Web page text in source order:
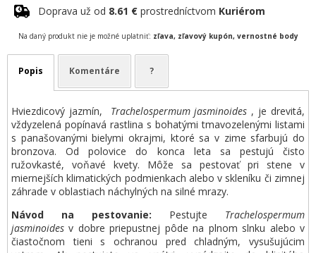
Doprava už od 8.61 € prostredníctvom Kuriérom
Na daný produkt nie je možné uplatniť: zľava, zľavový kupón, vernostné body
Popis Komentáre ?
Hviezdicový jazmín, Trachelospermum jasminoides , je drevitá,
vždyzelená popínavá rastlina s bohatými tmavozelenými listami
s panašovanými bielymi okrajmi, ktoré sa v zime sfarbujú do
bronzova. Od polovice do konca leta sa pestujú čisto
ružovkasté, voňavé kvety. Môže sa pestovať pri stene v
miernejších klimatických podmienkach alebo v skleníku či zimnej
záhrade v oblastiach náchylných na silné mrazy.
Návod na pestovanie: Pestujte Trachelospermum
jasminoides v dobre priepustnej pôde na plnom slnku alebo v
čiastočnom tieni s ochranou pred chladným, vysušujúcim